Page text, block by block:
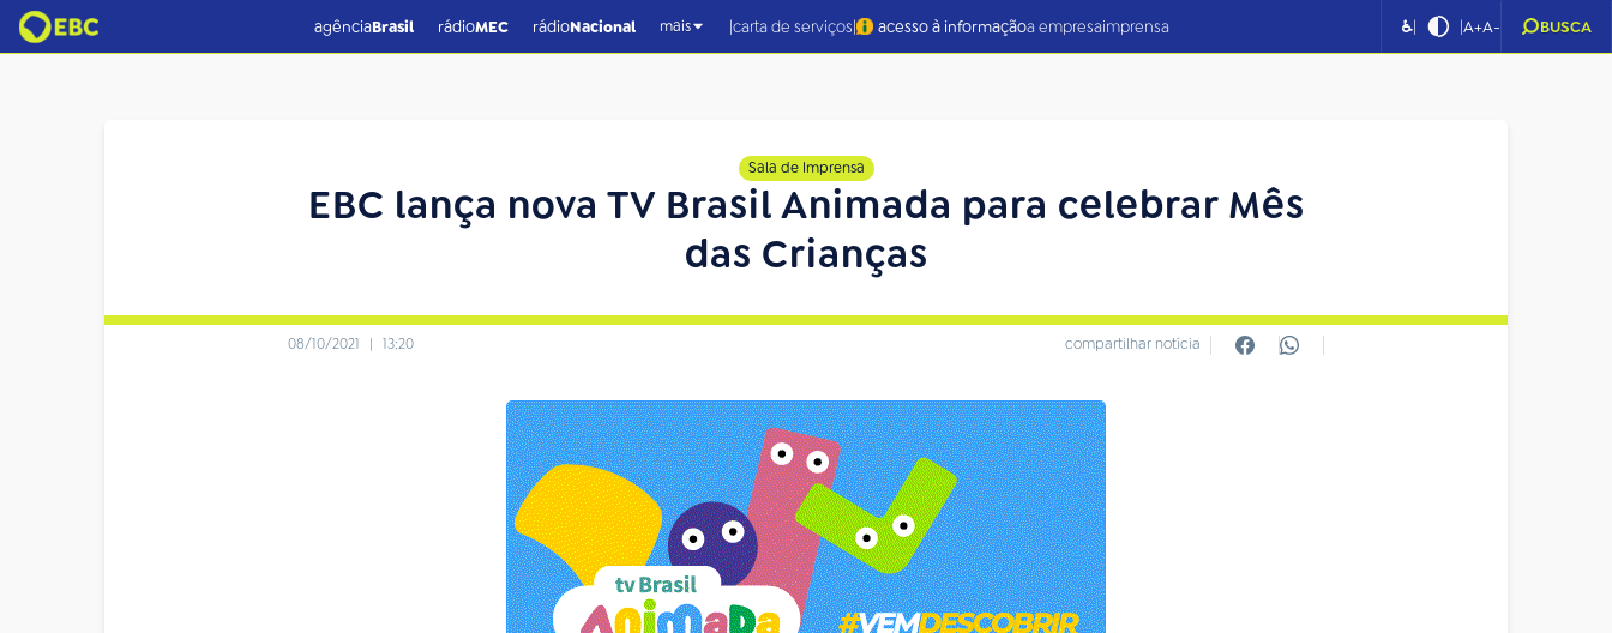
agênciaBrasil rádioMEC rádioNacional mais |carta de serviços| acesso à informaçãoa empresaimprensa ♿| |A+A- BUSCA
Sala de Imprensa
EBC lança nova TV Brasil Animada para celebrar Mês
das Crianças
08/10/2021 | 13:20 compartilhar notícia